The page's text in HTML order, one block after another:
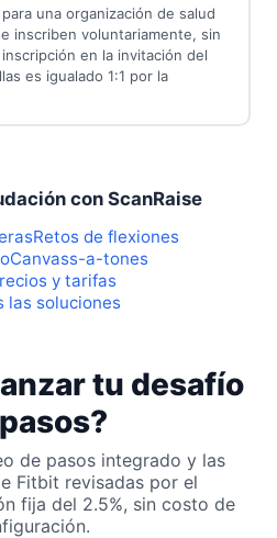
una organización de salud
inscriben voluntariamente, sin
en la invitación del
es igualado 1:1 por la
con ScanRaise
Retos de flexiones
Canvass-a-tones
y tarifas
las soluciones
tu desafío
de pasos integrado y las
Fitbit revisadas por el
fija del 2.5%, sin costo de